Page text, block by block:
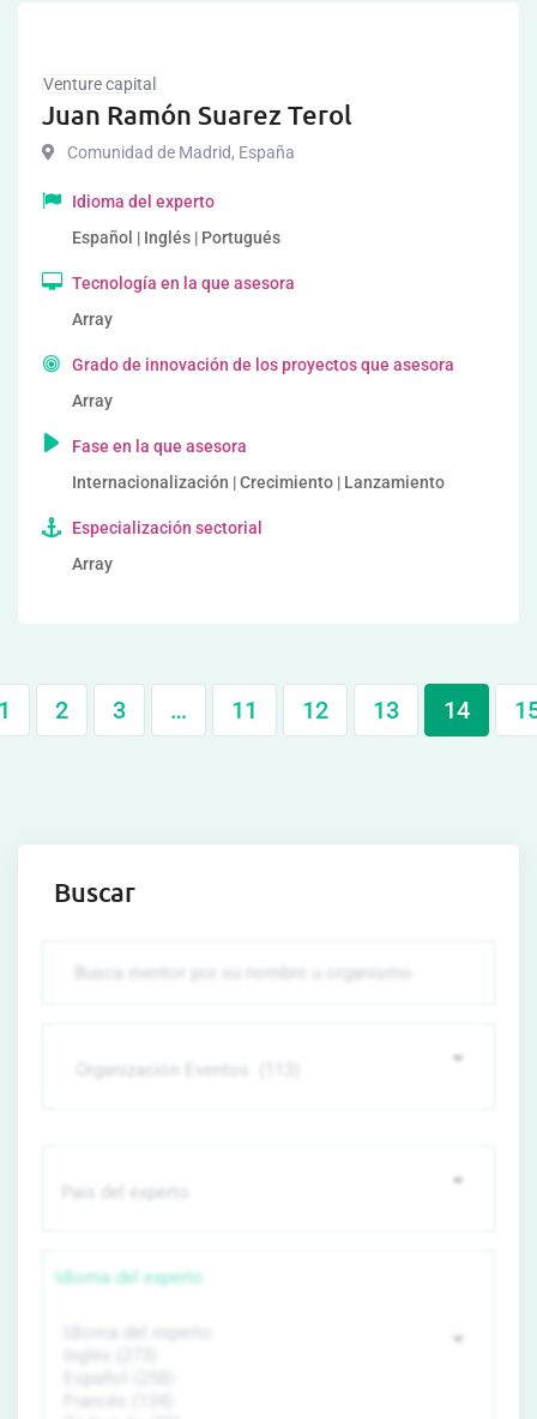
Venture capital
Juan Ramón Suarez Terol
Comunidad de Madrid, España
Idioma del experto
Español | Inglés | Portugués
Tecnología en la que asesora
Array
Grado de innovación de los proyectos que asesora
Array
Fase en la que asesora
Internacionalización | Crecimiento | Lanzamiento
Especialización sectorial
Array
2 3 … 11 12 13 14
Buscar
Idioma del experto